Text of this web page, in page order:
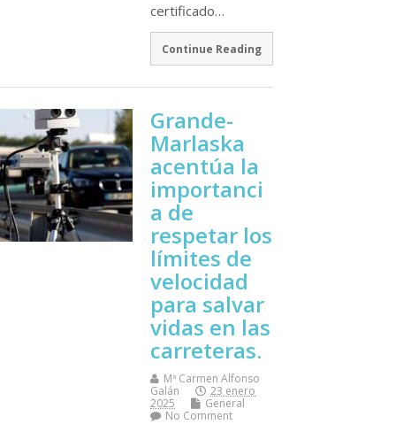
certificado…
Continue Reading
Grande-
Marlaska
acentúa la
importanci
a de
respetar los
límites de
velocidad
para salvar
vidas en las
carreteras.
Mª Carmen Alfonso
Galán
23 enero
2025
General
No Comment